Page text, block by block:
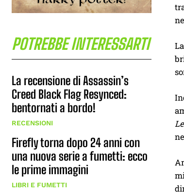
POTREBBE INTERESSARTI
La recensione di Assassin’s
Creed Black Flag Resynced:
bentornati a bordo!
RECENSIONI
Firefly torna dopo 24 anni con
una nuova serie a fumetti: ecco
le prime immagini
LIBRI E FUMETTI